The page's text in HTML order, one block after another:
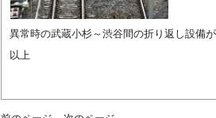
異常時の武蔵小杉～渋谷間の折り返し設備
以上